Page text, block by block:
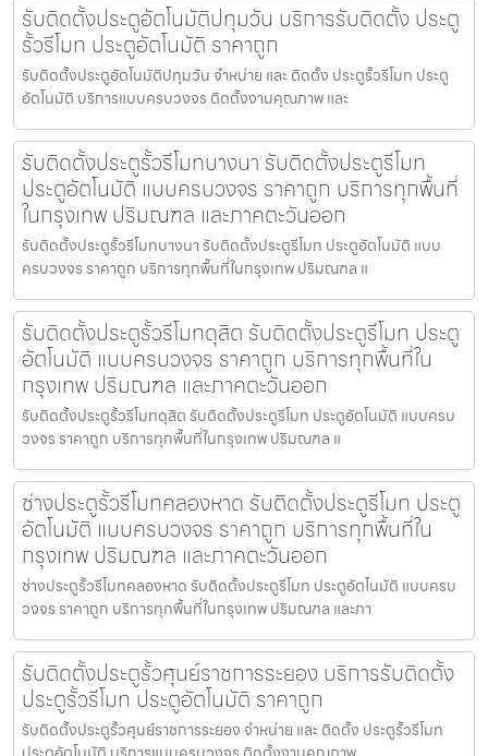
รับติดตั้งประตูอัตโนมัติปทุมวัน บริการรับติดตั้ง ประตู
รั้วรีโมท ประตูอัตโนมัติ ราคาถูก
รับติดตั้งประตูอัตโนมัติปทุมวัน จำหน่าย และ ติดตั้ง ประตูรั้วรีโมท ประตู
อัตโนมัติ บริการแบบครบวงจร ติดตั้งงานคุณภาพ และ
รับติดตั้งประตูรั้วรีโมทบางนา รับติดตั้งประตูรีโมท
ประตูอัตโนมัติ แบบครบวงจร ราคาถูก บริการทุกพื้นที่
ในกรุงเทพ ปริมณฑล และภาคตะวันออก
รับติดตั้งประตูรั้วรีโมทบางนา รับติดตั้งประตูรีโมท ประตูอัตโนมัติ แบบ
ครบวงจร ราคาถูก บริการทุกพื้นที่ในกรุงเทพ ปริมณฑล แ
รับติดตั้งประตูรั้วรีโมทดุสิต รับติดตั้งประตูรีโมท ประตู
อัตโนมัติ แบบครบวงจร ราคาถูก บริการทุกพื้นที่ใน
กรุงเทพ ปริมณฑล และภาคตะวันออก
รับติดตั้งประตูรั้วรีโมทดุสิต รับติดตั้งประตูรีโมท ประตูอัตโนมัติ แบบครบ
วงจร ราคาถูก บริการทุกพื้นที่ในกรุงเทพ ปริมณฑล แ
ช่างประตูรั้วรีโมทคลองหาด รับติดตั้งประตูรีโมท ประตู
อัตโนมัติ แบบครบวงจร ราคาถูก บริการทุกพื้นที่ใน
กรุงเทพ ปริมณฑล และภาคตะวันออก
ช่างประตูรั้วรีโมทคลองหาด รับติดตั้งประตูรีโมท ประตูอัตโนมัติ แบบครบ
วงจร ราคาถูก บริการทุกพื้นที่ในกรุงเทพ ปริมณฑล และภา
รับติดตั้งประตูรั้วศุนย์ราชการระยอง บริการรับติดตั้ง
ประตูรั้วรีโมท ประตูอัตโนมัติ ราคาถูก
รับติดตั้งประตูรั้วศุนย์ราชการระยอง จำหน่าย และ ติดตั้ง ประตูรั้วรีโมท